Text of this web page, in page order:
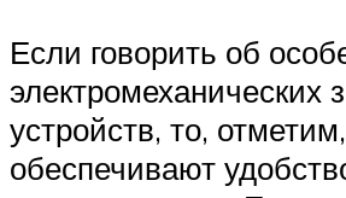
Если говорить об
электромеханических
устройств, то,
обеспечивают